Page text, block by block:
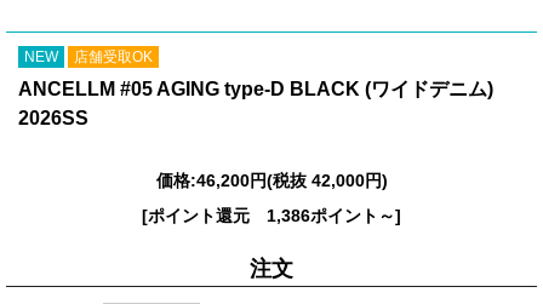
NEW 店舗受取OK
ANCELLM #05 AGING type-D BLACK (ワイドデニム)
2026SS
価格:46,200円(税抜 42,000円)
[ポイント還元 1,386ポイント～]
注文